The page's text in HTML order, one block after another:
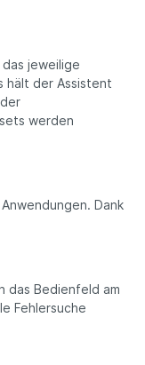
jewei­lige
hält der Assistent
werden
Dank
das Bedienfeld am
Fehlersuche